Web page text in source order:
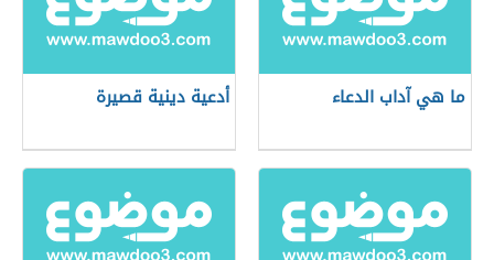
ما هي آداب الدعاء أدعية دينية قصيرة